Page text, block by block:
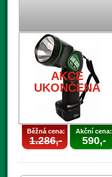
AKCE
UKONČENA
Běžná cena:
1.286,-
Akční cena:
590,-